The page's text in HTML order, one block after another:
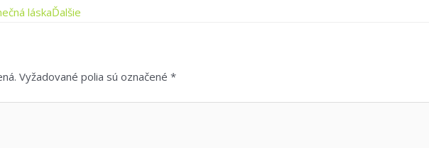
láskaĎalšie
Vyžadované polia sú označené *